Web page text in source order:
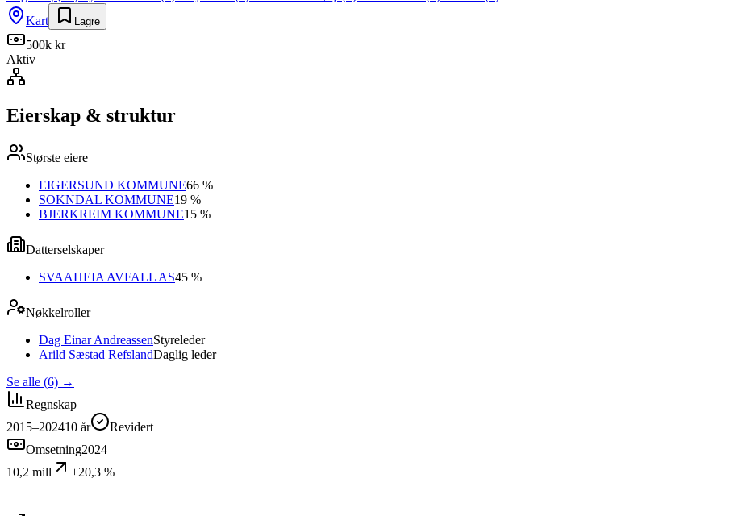
Kart
Lagre
500k kr
Aktiv
Eierskap & struktur
Største eiere
EIGERSUND KOMMUNE66 %
SOKNDAL KOMMUNE19 %
BJERKREIM KOMMUNE15 %
Datterselskaper
SVAAHEIA AVFALL AS45 %
Nøkkelroller
Dag Einar AndreassenStyreleder
Arild Sæstad RefslandDaglig leder
Se alle (6) →
Regnskap
2015–202410 år
Revidert
Omsetning2024
10,2 mill
+20,3 %